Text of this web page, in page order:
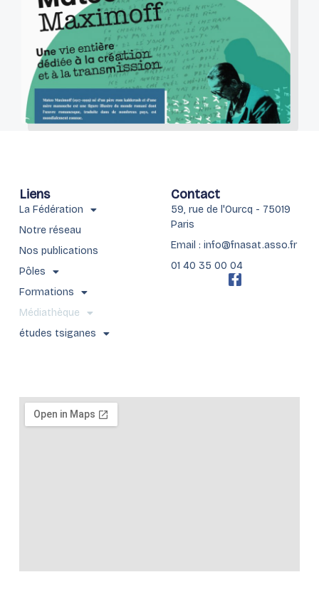
Liens
La Fédération
Notre réseau
Nos publications
Pôles
Formations
Médiathèque
études tsiganes
Contact
59, rue de l'Ourcq - 75019
Paris
Email : info@fnasat.asso.fr
01 40 35 00 04
F
f